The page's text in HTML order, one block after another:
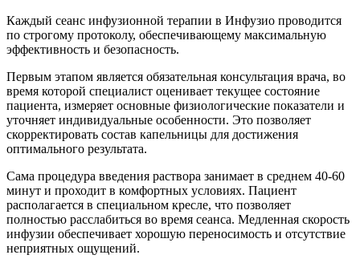
Каждый сеанс инфузионной терапии в Инфузио проводится
по строгому протоколу, обеспечивающему максимальную
эффективность и безопасность.
Первым этапом является обязательная консультация врача, во
время которой специалист оценивает текущее состояние
пациента, измеряет основные физиологические показатели и
уточняет индивидуальные особенности. Это позволяет
скорректировать состав капельницы для достижения
оптимального результата.
Сама процедура введения раствора занимает в среднем 40-60
минут и проходит в комфортных условиях. Пациент
располагается в специальном кресле, что позволяет
полностью расслабиться во время сеанса. Медленная скорость
инфузии обеспечивает хорошую переносимость и отсутствие
неприятных ощущений.